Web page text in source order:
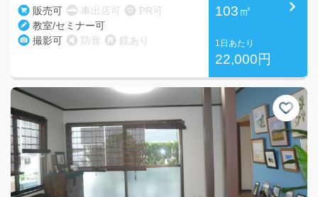
販売可 車出店可
PR可
教室/セミナー可
撮影可
防音 鏡あり
103㎡
1日あたり
22,000円